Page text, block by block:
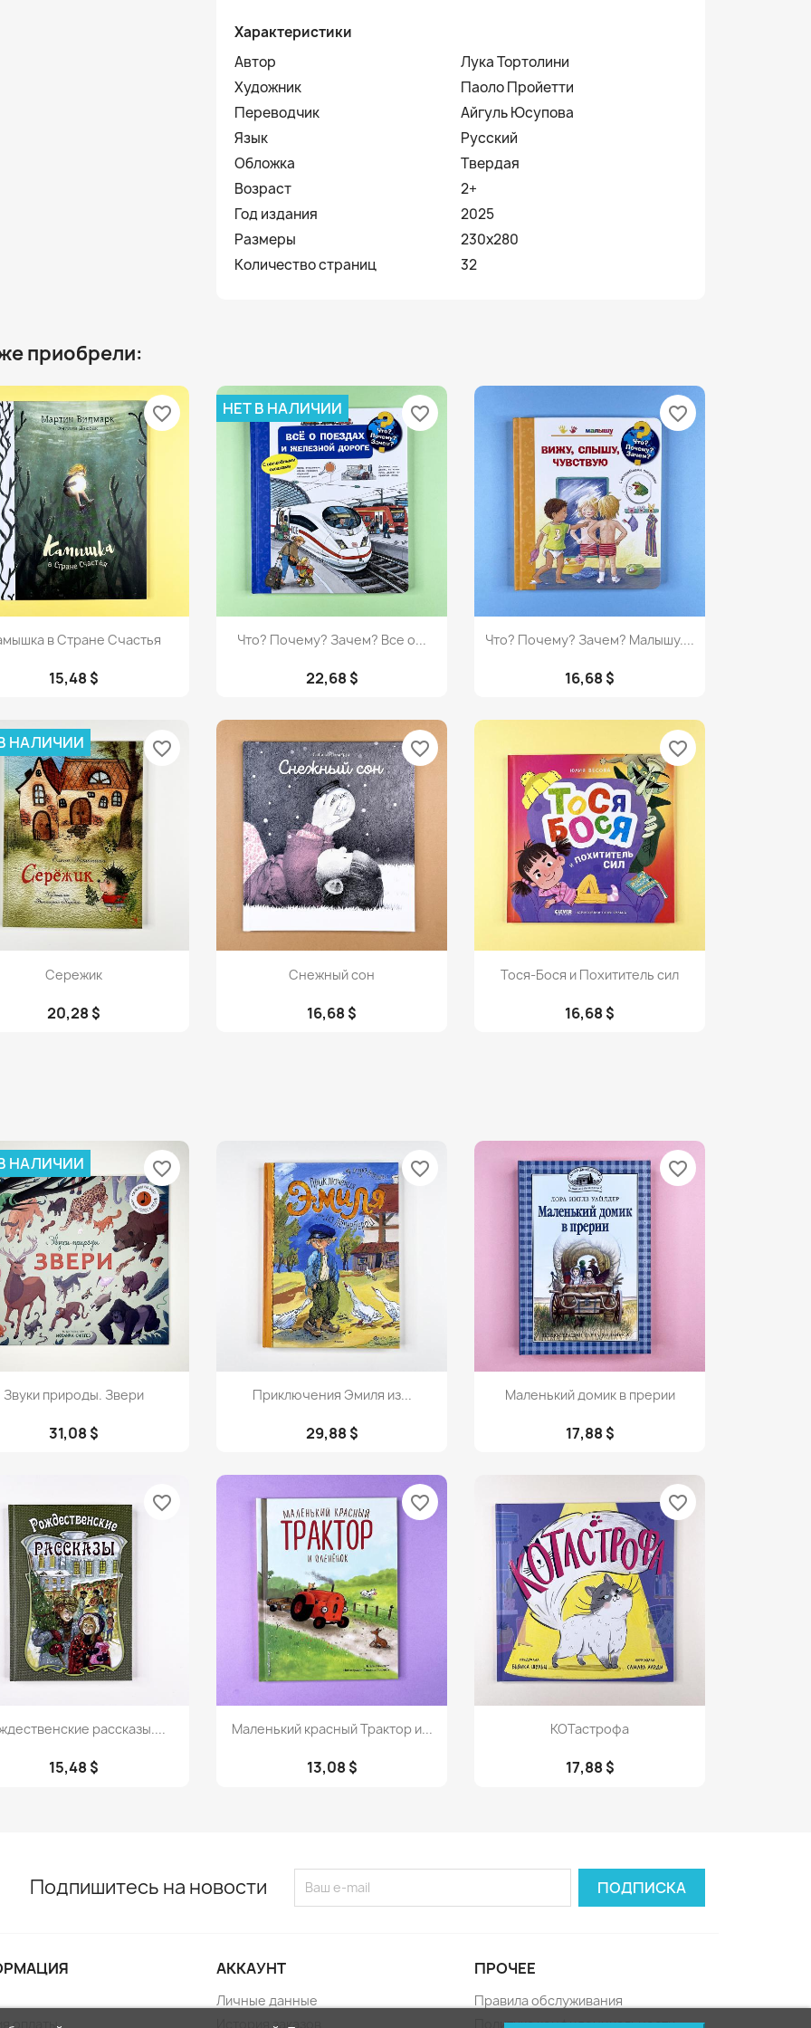
Характеристики
Автор
Лука Тортолини
Художник
Паоло Пройетти
Переводчик
Айгуль Юсупова
Язык
Русский
Обложка
Твердая
Возраст
2+
Год издания
2025
Размеры
230х280
Количество страниц
32
приобрели:
Просмотр
в Стране Счастья
15,48 $
favorite_border
Просмотр
Что? Почему? Зачем? Все о...
22,68 $
НЕТ В НАЛИЧИИ favorite_border
Просмотр
Что? Почему? Зачем? Малышу....
16,68 $
favorite_border
Просмотр
Сережик
20,28 $
НАЛИЧИИ favorite_border
Просмотр
Снежный сон
16,68 $
favorite_border
Просмотр
Тося-Бося и Похититель сил
16,68 $
favorite_border
Просмотр
Звуки природы. Звери
31,08 $
НАЛИЧИИ favorite_border
Просмотр
Приключения Эмиля из...
29,88 $
favorite_border
Просмотр
Маленький домик в прерии
17,88 $
favorite_border
Просмотррассказы....
15,48 $
favorite_border
Просмотр
Маленький красный Трактор и...
13,08 $
favorite_border
Просмотр
КОТастрофа
17,88 $
favorite_border
Подпишитесь на новости
оплаты
АККАУНТ
Личные данные
История заказов
ПРОЧЕЕ
Правила обслуживания
Политика конфиденциальности